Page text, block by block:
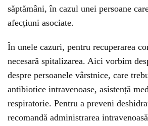
săptămâni, în cazul unei persoane
afecțiuni asociate.
În unele cazuri, pentru recuperarea
necesară spitalizarea. Aici vorbim
despre persoanele vârstnice, care
antibiotice intravenoase, asistență
respiratorie. Pentru a preveni
recomandă administrarea